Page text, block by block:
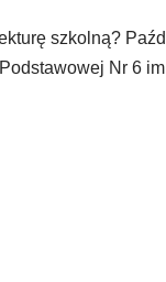
szkolną?
Nr 6